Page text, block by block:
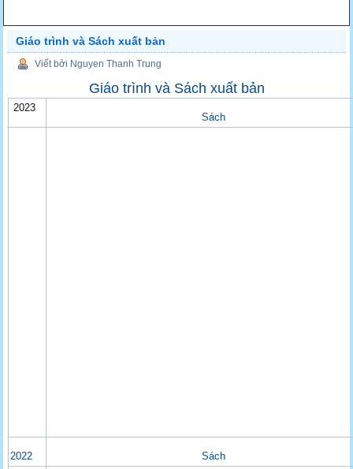
Giáo trình và Sách xuất bản
Viết bởi Nguyen Thanh Trung
Giáo trình và Sách xuất bản
2023
Sách
2022 Sách